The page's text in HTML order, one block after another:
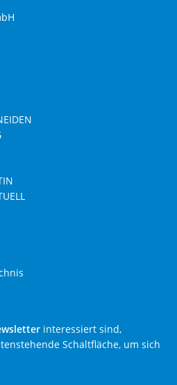
interessiert sind,
Schaltfläche, um sich